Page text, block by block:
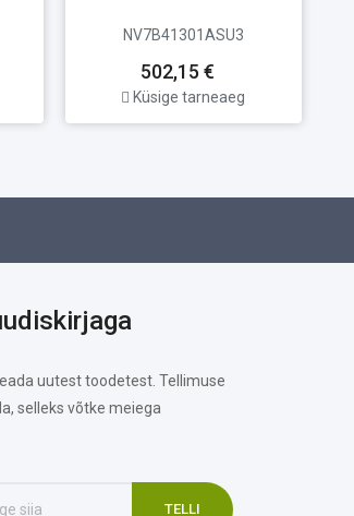
NV7B41301ASU3
502,15 €
Küsige tarneaeg
uutest toodetest. Tellimuse
selleks võtke meiega